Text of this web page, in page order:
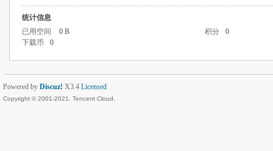
统计信息
已用空间
0 B 积分
0
下载币
0
Powered by Discuz! X3.4 Licensed
Copyright © 2001-2021, Tencent Cloud.